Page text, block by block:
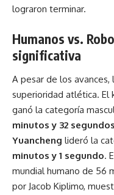
lograron terminar.
Humanos vs.
significativa
A pesar de los
superioridad atlética. El
ganó la categoría
minutos y 32 segundos
Yuancheng lideró la
minutos y 1 segundo.
mundial humano de 56
por Jacob Kiplimo,